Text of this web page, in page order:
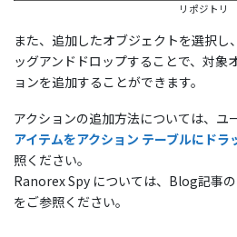
リポジトリ
また、追加したオブジェクトを選択し
ッグアンドドロップすることで、対象
ョンを追加することができます。
アクションの追加方法については、ユ
アイテムをアクション テーブルにドラ
照ください。
Ranorex Spy については、Blog記事の
をご参照ください。